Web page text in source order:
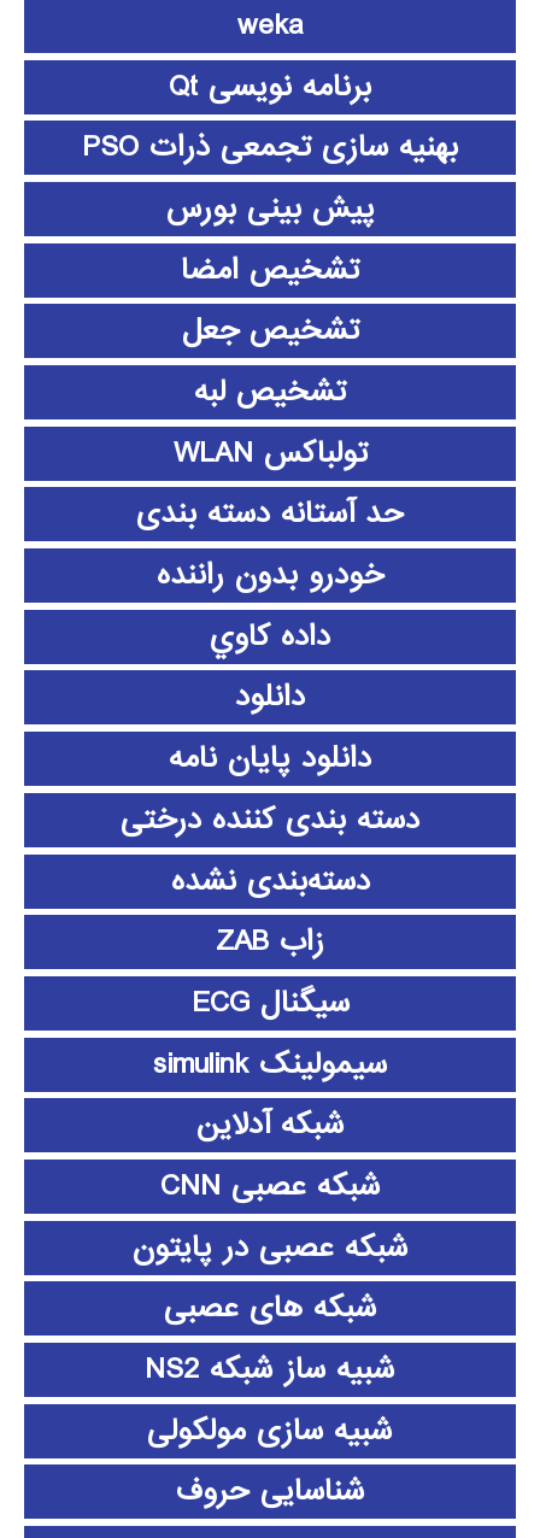
weka
برنامه نویسی Qt
بهنیه سازی تجمعی ذرات PSO
پیش بینی بورس
تشخیص امضا
تشخیص جعل
تشخیص لبه
تولباکس WLAN
حد آستانه دسته بندی
خودرو بدون راننده
داده كاوي
دانلود
دانلود پايان نامه
دسته بندی کننده درختی
دسته‌بندی نشده
زاب ZAB
سیگنال ECG
سیمولینک simulink
شبکه آدلاین
شبکه عصبی CNN
شبکه عصبی در پایتون
شبکه های عصبی
شبیه ساز شبکه NS2
شبیه سازی مولکولی
شناسایی حروف